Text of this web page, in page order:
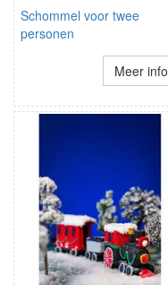
Schommel voor twee
personen
Meer info